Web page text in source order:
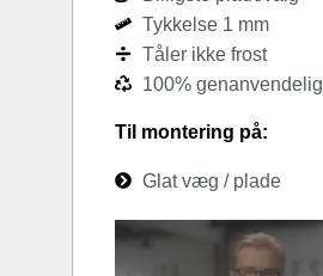
Tykkelse 1 mm
Tåler ikke frost
100% genanvendelig
Til montering på:
Glat væg / plade